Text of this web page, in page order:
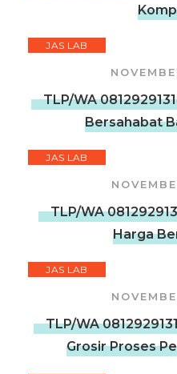
JAS LAB
TLP/WA
Bersahabat
JAS LAB
TLP/WA
Harga
JAS LAB
TLP/WA
Grosir Proses